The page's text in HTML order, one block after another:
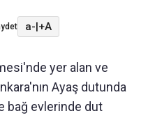
a-|+A
yer alan ve
Ayaş dutunda
bağ evlerinde dut